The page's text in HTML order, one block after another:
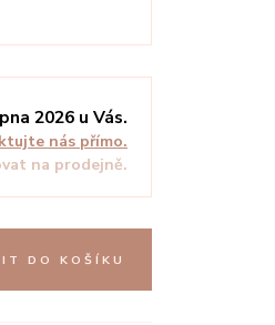
2026 u Vás.
nás přímo.
na prodejně.
DO KOŠÍKU